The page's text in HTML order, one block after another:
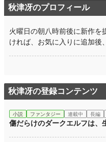
秋津冴のプロフィール
火曜日の朝八時前後に新作を
ければ、お気に入りに追加後
秋津冴の登録コンテンツ
小説 ファンタジー 連載中 長編
傷だらけのダークエルフは、